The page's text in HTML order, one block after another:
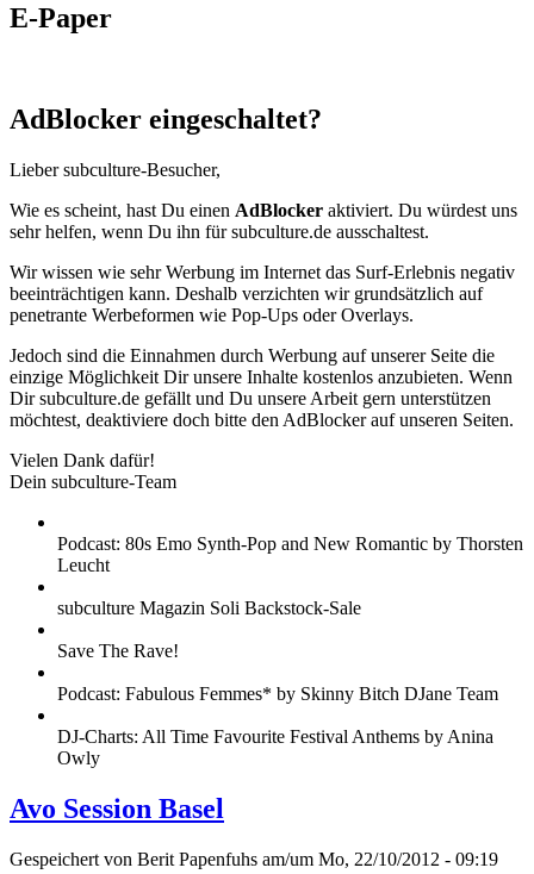
E-Paper
AdBlocker eingeschaltet?
Lieber subculture-Besucher,
Wie es scheint, hast Du einen AdBlocker aktiviert. Du würdest uns
sehr helfen, wenn Du ihn für subculture.de ausschaltest.
Wir wissen wie sehr Werbung im Internet das Surf-Erlebnis negativ
beeinträchtigen kann. Deshalb verzichten wir grundsätzlich auf
penetrante Werbeformen wie Pop-Ups oder Overlays.
Jedoch sind die Einnahmen durch Werbung auf unserer Seite die
einzige Möglichkeit Dir unsere Inhalte kostenlos anzubieten. Wenn
Dir subculture.de gefällt und Du unsere Arbeit gern unterstützen
möchtest, deaktiviere doch bitte den AdBlocker auf unseren Seiten.
Vielen Dank dafür!
Dein subculture-Team
Podcast: 80s Emo Synth-Pop and New Romantic by Thorsten
Leucht
subculture Magazin Soli Backstock-Sale
Save The Rave!
Podcast: Fabulous Femmes* by Skinny Bitch DJane Team
DJ-Charts: All Time Favourite Festival Anthems by Anina
Owly
Avo Session Basel
Gespeichert von Berit Papenfuhs am/um Mo, 22/10/2012 - 09:19